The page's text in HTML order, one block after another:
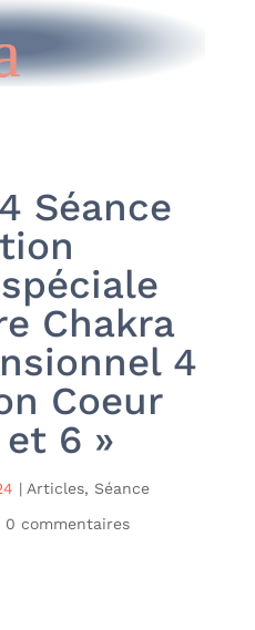
Séance
Chakra
4
Coeur
6 »
| Articles, Séance
0 commentaires